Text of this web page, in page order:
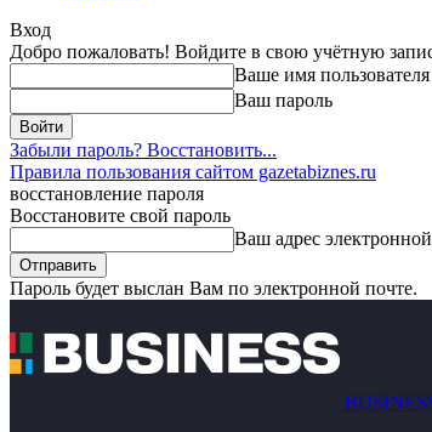
Вход
Добро пожаловать! Войдите в свою учётную
Ваше имя пользователя
Ваш пароль
Забыли пароль? Восстановить...
Правила пользования сайтом gazetabiznes.ru
восстановление пароля
Восстановите свой пароль
Ваш адрес
Пароль будет выслан Вам по электронной почте.